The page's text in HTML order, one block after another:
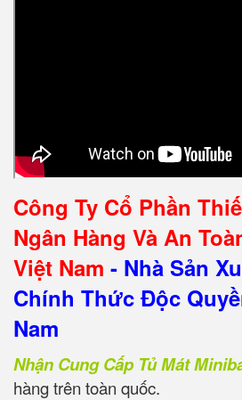
Công Ty Cổ Phần
Ngân Hàng Và An
Việt Nam - Nhà Sản
Chính Thức Độc
Nam
Nhận Cung Cấp Tủ Mát
hàng trên toàn quốc.